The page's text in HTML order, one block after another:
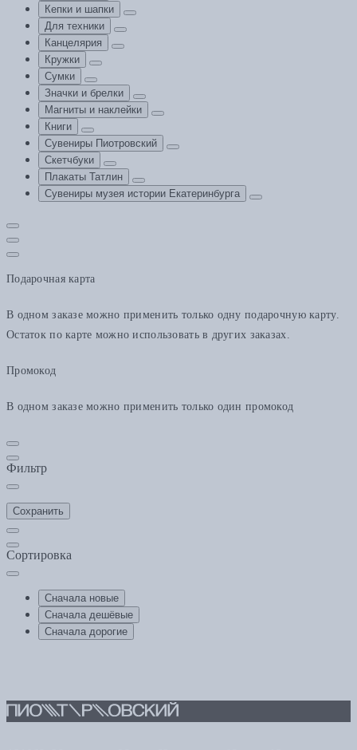
Кепки и шапки
Для техники
Канцелярия
Кружки
Сумки
Значки и брелки
Магниты и наклейки
Книги
Сувениры Пиотровский
Скетчбуки
Плакаты Татлин
Сувениры музея истории Екатеринбурга
Подарочная карта
В одном заказе можно применить только одну подарочную карту.
Остаток по карте можно использовать в других заказах.
Промокод
В одном заказе можно применить только один промокод
Фильтр
Сохранить
Сортировка
Сначала новые
Сначала дешёвые
Сначала дорогие